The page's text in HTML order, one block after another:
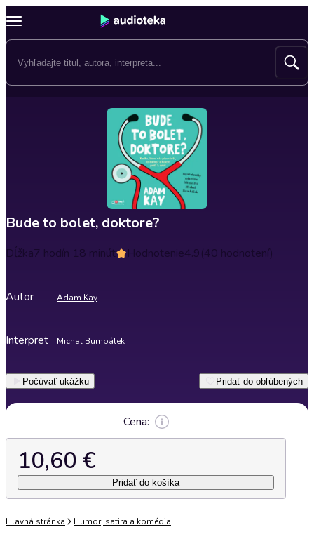
Bude to bolet, doktore?
Dĺžka7 hodín 18 minút Hodnotenie4.9(40 hodnotení)
Autor Adam Kay
Interpret Michal Bumbálek
Počúvať ukážku Pridať do obľúbených
Cena:
10,60 €
Pridať do košíka
Hlavná stránka Humor, satira a komédia